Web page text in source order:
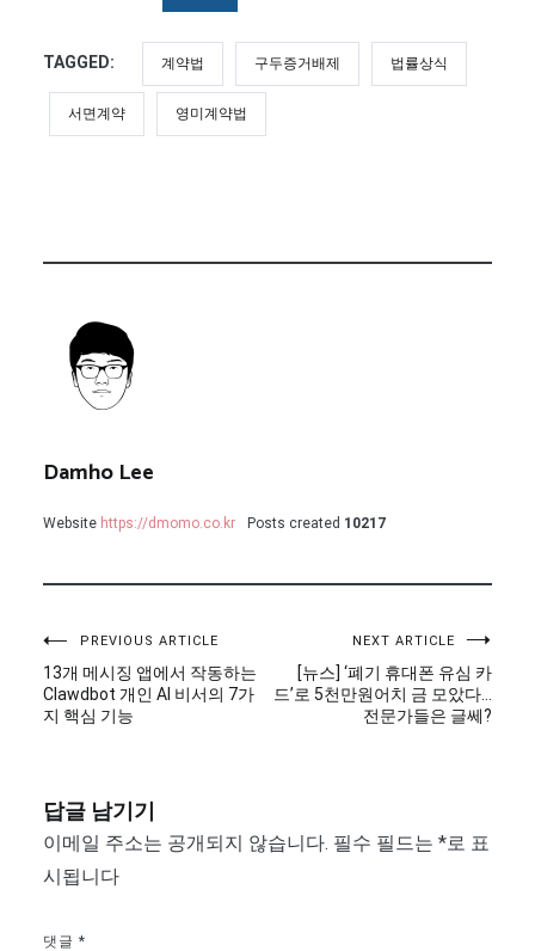
TAGGED: 계약법 구두증거배제 법률상식
서면계약 영미계약법
Damho Lee
Website https://dmomo.co.kr Posts created 10217
글
탐
색
PREVIOUS ARTICLE
13개 메시징 앱에서 작동하는
Clawdbot 개인 AI 비서의 7가
지 핵심 기능
NEXT ARTICLE
[뉴스] ‘폐기 휴대폰 유심 카
드’로 5천만원어치 금 모았다…
전문가들은 글쎄?
답글 남기기
이메일 주소는 공개되지 않습니다. 필수 필드는 *로 표
시됩니다
댓글 *